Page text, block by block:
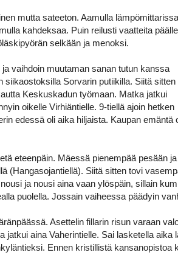
mutta sateeton. Aamulla
kahdeksaa. Puin reilusti vaatteita
selkään ja menoksi.
vaihdoin muutaman sanan tutun kanssa
siikaostoksilla Sorvarin putiikilla. Siitä sitten
Keskuskadun työmaan. Matka jatkui
oikelle Virhiäntielle. 9-tiellä ajoin hetken
edessä oli aika hiljaista. Kaupan emäntä
eteenpäin. Mäessä pienempää pesään
(Hangasojantiellä). Siitä sitten tovi
ja nousi aina vaan ylöspäin, sillain
puolella. Jossain vaiheessa päädyin
Asettelin fillarin risun varaan
jatkui aina Vaherintielle. Sai lasketella
Ennen kristillistä kansanopistoa